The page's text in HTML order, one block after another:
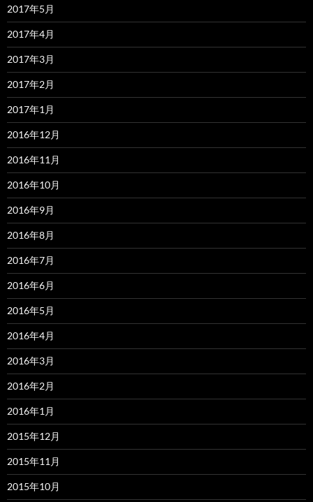
2017年5月
2017年4月
2017年3月
2017年2月
2017年1月
2016年12月
2016年11月
2016年10月
2016年9月
2016年8月
2016年7月
2016年6月
2016年5月
2016年4月
2016年3月
2016年2月
2016年1月
2015年12月
2015年11月
2015年10月